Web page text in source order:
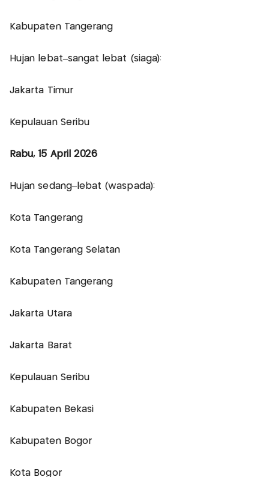
Kabupaten Tangerang
Hujan lebat–sangat lebat (siaga):
Jakarta Timur
Kepulauan Seribu
Rabu, 15 April 2026
Hujan sedang–lebat (waspada):
Kota Tangerang
Kota Tangerang Selatan
Kabupaten Tangerang
Jakarta Utara
Jakarta Barat
Kepulauan Seribu
Kabupaten Bekasi
Kabupaten Bogor
Kota Bogor